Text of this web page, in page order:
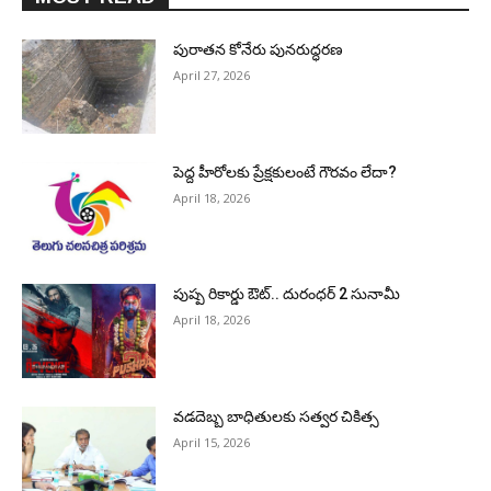
పురాత‌న కోనేరు పున‌రుద్ధ‌ర‌ణ
April 27, 2026
పెద్ద హీరోల‌కు ప్రేక్ష‌కులంటే గౌర‌వం లేదా?
April 18, 2026
పుష్ప రికార్డు ఔట్‌.. దురంధ‌ర్ 2 సునామీ
April 18, 2026
వడదెబ్బ బాధితులకు సత్వర చికిత్స
April 15, 2026